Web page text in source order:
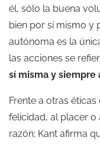
él, sólo la buena
bien por sí mismo y
autónoma es la
las acciones se
sí misma y siempre
Frente a otras
felicidad, al placer o
razón; Kant afirma